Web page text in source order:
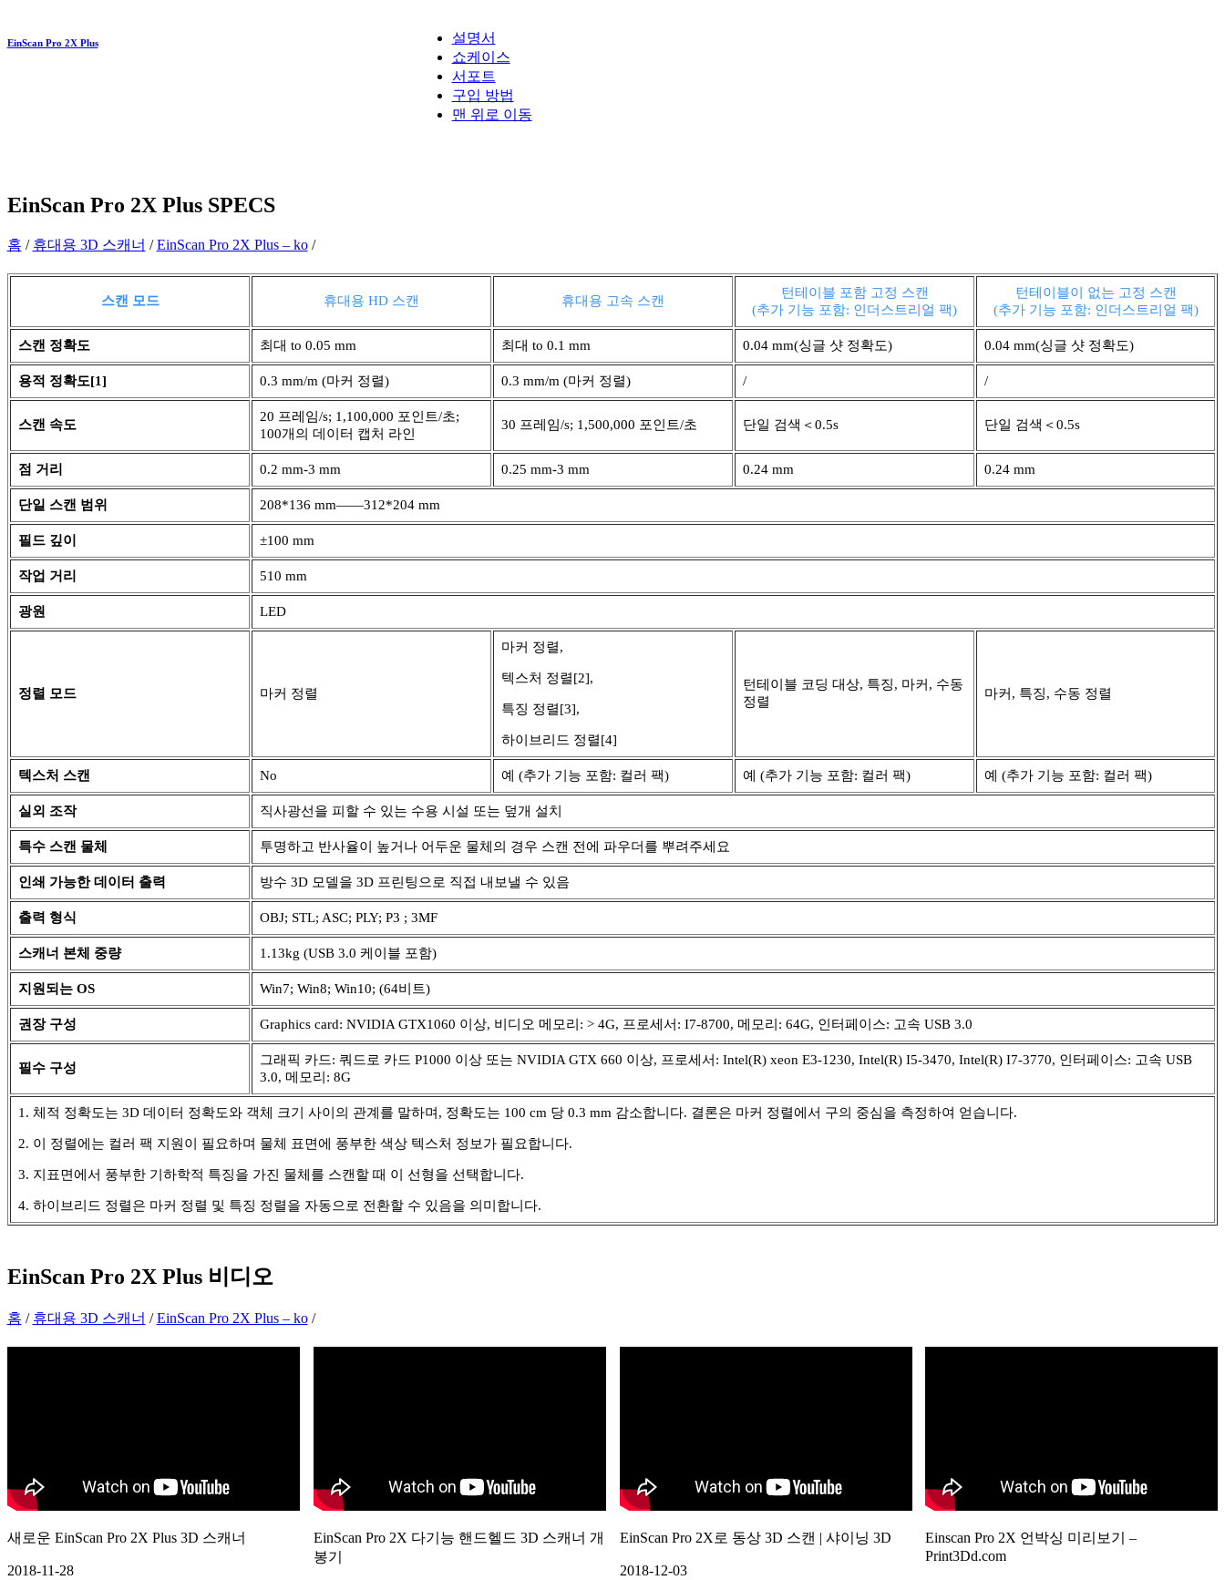
EinScan Pro 2X Plus
설명서
쇼케이스
서포트
구입 방법
맨 위로 이동
EinScan Pro 2X Plus SPECS
홈 / 휴대용 3D 스캐너 /EinScan Pro 2X Plus – ko/
스캔 모드 휴대용 HD 스캔 휴대용 고속 스캔
턴테이블 포함 고정 스캔
(추가 기능 포함: 인더스트리얼 팩)
턴테이블이 없는 고정 스캔
(추가 기능 포함: 인더스트리얼 팩)
스캔 정확도 최대 to 0.05 mm 최대 to 0.1 mm 0.04 mm(싱글 샷 정확도) 0.04 mm(싱글 샷 정확도)
용적 정확도[1] 0.3 mm/m (마커 정렬) 0.3 mm/m (마커 정렬) / /
스캔 속도
20 프레임/s; 1,100,000 포인트/초;
100개의 데이터 캡처 라인
30 프레임/s; 1,500,000 포인트/초 단일 검색＜0.5s 단일 검색＜0.5s
점 거리 0.2 mm-3 mm 0.25 mm-3 mm 0.24 mm 0.24 mm
단일 스캔 범위 208*136 mm——312*204 mm
필드 깊이 ±100 mm
작업 거리 510 mm
광원 LED
정렬 모드 마커 정렬
마커 정렬,
텍스처 정렬[2],
특징 정렬[3],
하이브리드 정렬[4]
턴테이블 코딩 대상, 특징, 마커, 수동
정렬
마커, 특징, 수동 정렬
텍스처 스캔 No 예 (추가 기능 포함: 컬러 팩) 예 (추가 기능 포함: 컬러 팩) 예 (추가 기능 포함: 컬러 팩)
실외 조작 직사광선을 피할 수 있는 수용 시설 또는 덮개 설치
특수 스캔 물체 투명하고 반사율이 높거나 어두운 물체의 경우 스캔 전에 파우더를 뿌려주세요
인쇄 가능한 데이터 출력 방수 3D 모델을 3D 프린팅으로 직접 내보낼 수 있음
출력 형식 OBJ; STL; ASC; PLY; P3 ; 3MF
스캐너 본체 중량 1.13kg (USB 3.0 케이블 포함)
지원되는 OS Win7; Win8; Win10; (64비트)
권장 구성 Graphics card: NVIDIA GTX1060 이상, 비디오 메모리: > 4G, 프로세서: I7-8700, 메모리: 64G, 인터페이스: 고속 USB 3.0
필수 구성
그래픽 카드: 쿼드로 카드 P1000 이상 또는 NVIDIA GTX 660 이상, 프로세서: Intel(R) xeon E3-1230, Intel(R) I5-3470, Intel(R) I7-3770, 인터페이스: 고속 USB
3.0, 메모리: 8G
1. 체적 정확도는 3D 데이터 정확도와 객체 크기 사이의 관계를 말하며, 정확도는 100 cm 당 0.3 mm 감소합니다. 결론은 마커 정렬에서 구의 중심을 측정하여 얻습니다.
2. 이 정렬에는 컬러 팩 지원이 필요하며 물체 표면에 풍부한 색상 텍스처 정보가 필요합니다.
3. 지표면에서 풍부한 기하학적 특징을 가진 물체를 스캔할 때 이 선형을 선택합니다.
4. 하이브리드 정렬은 마커 정렬 및 특징 정렬을 자동으로 전환할 수 있음을 의미합니다.
EinScan Pro 2X Plus 비디오
홈 / 휴대용 3D 스캐너 /EinScan Pro 2X Plus – ko/
새로운 EinScan Pro 2X Plus 3D 스캐너
2018-11-28
EinScan Pro 2X 다기능 핸드헬드 3D 스캐너 개
봉기
EinScan Pro 2X로 동상 3D 스캔 | 샤이닝 3D
2018-12-03
Einscan Pro 2X 언박싱 미리보기 –
Print3Dd.com